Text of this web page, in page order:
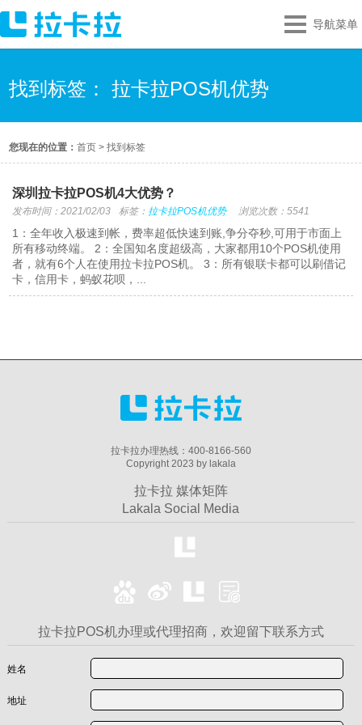
导航菜单
找到标签： 拉卡拉POS机优势
您现在的位置：首页 >找到标签
深圳拉卡拉POS机4大优势？
发布时间：2021/02/03 标签： 拉卡拉POS机优势 浏览次数：5541
1：全年收入极速到帐，费率超低快速到账,争分夺秒,可用于市面上
所有移动终端。 2：全国知名度超级高，大家都用10个POS机使用
者，就有6个人在使用拉卡拉POS机。 3：所有银联卡都可以刷借记
卡，信用卡，蚂蚁花呗，...
拉卡拉办理热线：400-8166-560
Copyright 2023 by lakala
拉卡拉 媒体矩阵
Lakala Social Media
拉卡拉POS机办理或代理招商，欢迎留下联系方式
姓名
地址